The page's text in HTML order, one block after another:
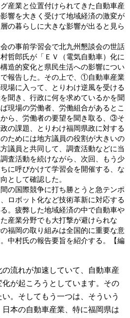
産業と位置付けられてきた自動車産
響を大きく受けて地域経済の激変が
の暮らしに大きな影響が出ると見ら
の事前学習会で北九州懇談会の世話
哲郎氏が「ＥＶ（電気自動車）化に
造的変化と県民生活への影響につい
報告した。その上で、①自動車産業
場に入って、とりわけ逆風を受ける
聞き、行政に何を求めているかを聞
現場の労働者、労働組合があるとこ
ら、労働者の要望を聞き取る、③そ
の課題、とりわけ福岡県政に対する
ためには地方議員の役割が大きいの
議員と共同して、調査活動などに当
査活動を続けながら、次回、もう少
に呼びかけて学習会を開催する、な
として確認した。
の国際競争に打ち勝とうと急テンポ
ロボット化など技術革新に対応する
。疲弊した地域経済の中で自動車や
産業分野でも大打撃が避けられな
福岡の取り組みは全国的に重要な意
中村氏の報告要旨を紹介する。【編
流れが加速していて、自動車産
が起ころうとしています。その
。そしてもう一つは、そういう
本の自動車産業、特に福岡県は